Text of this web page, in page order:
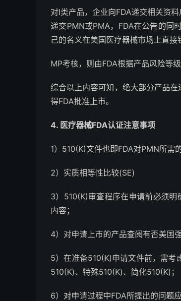
对Ⅰ类产品，企业向FDA递交相关资
递交PMN或PMA，FDA在公告的同
己的名义在美国医疗器械市场上直
MP考核，则由FDA根据产品风险等
综合以上内容可知，绝大部分产品
得FDA批准上市。
4. 医疗器械FDA认证注意事项
1）510(K)文件也即FDA对PMN所需
2）实质相等性比较(SE)
3）510(K)审查程序在申请前必须
内容；
4）对申请上市的产品查阅有否美国
5）在准备510(K)申请文件前，需考
510(K)、特殊510(K)、简化510(K)；
6）对申请过程中FDA所提出的问题